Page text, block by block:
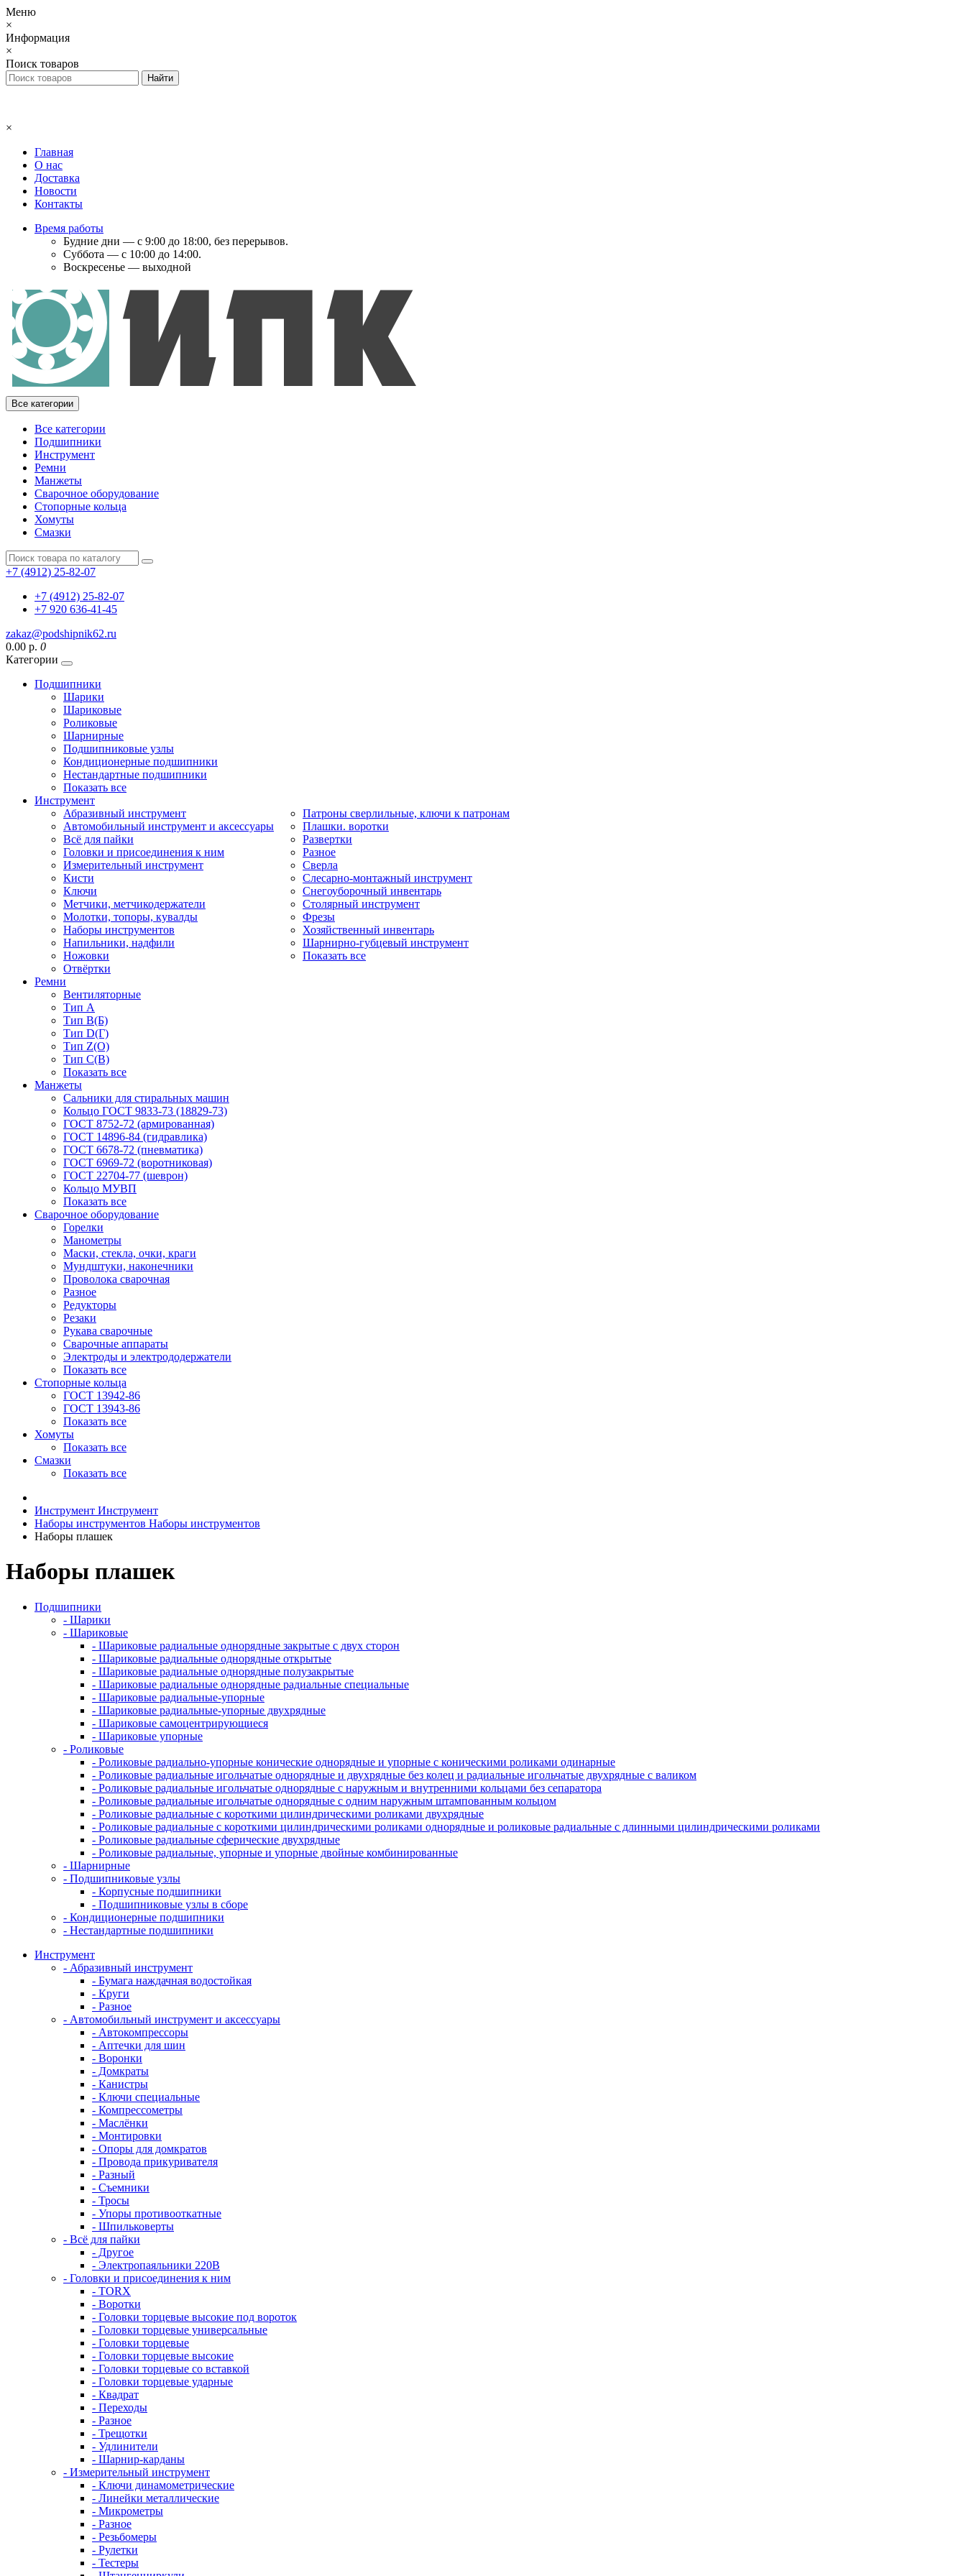
Меню
×
Информация
×
Поиск товаров
×
Главная
О нас
Доставка
Новости
Контакты
Время работы
Будние дни — с 9:00 до 18:00, без перерывов.
Суббота — с 10:00 до 14:00.
Воскресенье — выходной
Все категории
Все категории
Подшипники
Инструмент
Ремни
Манжеты
Сварочное оборудование
Стопорные кольца
Хомуты
Смазки
+7 (4912) 25-82-07
+7 (4912) 25-82-07
+7 920 636-41-45
zakaz@podshipnik62.ru
0.00 р. 0
Категории
Подшипники
Шарики
Шариковые
Роликовые
Шарнирные
Подшипниковые узлы
Кондиционерные подшипники
Нестандартные подшипники
Показать все
Инструмент
Абразивный инструмент
Автомобильный инструмент и аксессуары
Всё для пайки
Головки и присоединения к ним
Измерительный инструмент
Кисти
Ключи
Метчики, метчикодержатели
Молотки, топоры, кувалды
Наборы инструментов
Напильники, надфили
Ножовки
Отвёртки
Патроны сверлильные, ключи к патронам
Плашки. воротки
Развертки
Разное
Сверла
Слесарно-монтажный инструмент
Снегоуборочный инвентарь
Столярный инструмент
Фрезы
Хозяйственный инвентарь
Шарнирно-губцевый инструмент
Показать все
Ремни
Вентиляторные
Тип A
Тип B(Б)
Тип D(Г)
Тип Z(O)
Тип С(В)
Показать все
Манжеты
Сальники для стиральных машин
Кольцо ГОСТ 9833-73 (18829-73)
ГОСТ 8752-72 (армированная)
ГОСТ 14896-84 (гидравлика)
ГОСТ 6678-72 (пневматика)
ГОСТ 6969-72 (воротниковая)
ГОСТ 22704-77 (шеврон)
Кольцо МУВП
Показать все
Сварочное оборудование
Горелки
Манометры
Маски, стекла, очки, краги
Мундштуки, наконечники
Проволока сварочная
Разное
Редукторы
Резаки
Рукава сварочные
Сварочные аппараты
Электроды и электрододержатели
Показать все
Стопорные кольца
ГОСТ 13942-86
ГОСТ 13943-86
Показать все
Хомуты
Показать все
Смазки
Показать все
Инструмент Инструмент
Наборы инструментов Наборы инструментов
Наборы плашек
Наборы плашек
Подшипники
- Шарики
- Шариковые
- Шариковые радиальные однорядные закрытые с двух сторон
- Шариковые радиальные однорядные открытые
- Шариковые радиальные однорядные полузакрытые
- Шариковые радиальные однорядные радиальные специальные
- Шариковые радиальные-упорные
- Шариковые радиальные-упорные двухрядные
- Шариковые самоцентрирующиеся
- Шариковые упорные
- Роликовые
- Роликовые радиально-упорные конические однорядные и упорные с коническими роликами одинарные
- Роликовые радиальные игольчатые однорядные и двухрядные без колец и радиальные игольчатые двухрядные с валиком
- Роликовые радиальные игольчатые однорядные с наружным и внутренними кольцами без сепаратора
- Роликовые радиальные игольчатые однорядные с одним наружным штампованным кольцом
- Роликовые радиальные с короткими цилиндрическими роликами двухрядные
- Роликовые радиальные с короткими цилиндрическими роликами однорядные и роликовые радиальные с длинными цилиндрическими роликами
- Роликовые радиальные сферические двухрядные
- Роликовые радиальные, упорные и упорные двойные комбинированные
- Шарнирные
- Подшипниковые узлы
- Корпусные подшипники
- Подшипниковые узлы в сборе
- Кондиционерные подшипники
- Нестандартные подшипники
Инструмент
- Абразивный инструмент
- Бумага наждачная водостойкая
- Круги
- Разное
- Автомобильный инструмент и аксессуары
- Автокомпрессоры
- Аптечки для шин
- Воронки
- Домкраты
- Канистры
- Ключи специальные
- Компрессометры
- Маслёнки
- Монтировки
- Опоры для домкратов
- Провода прикуривателя
- Разный
- Съемники
- Тросы
- Упоры противооткатные
- Шпильковерты
- Всё для пайки
- Другое
- Электропаяльники 220В
- Головки и присоединения к ним
- TORX
- Воротки
- Головки торцевые высокие под вороток
- Головки торцевые универсальные
- Головки торцевые
- Головки торцевые высокие
- Головки торцевые со вставкой
- Головки торцевые ударные
- Квадрат
- Переходы
- Разное
- Трещотки
- Удлинители
- Шарнир-карданы
- Измерительный инструмент
- Ключи динамометрические
- Линейки металлические
- Микрометры
- Разное
- Резьбомеры
- Рулетки
- Тестеры